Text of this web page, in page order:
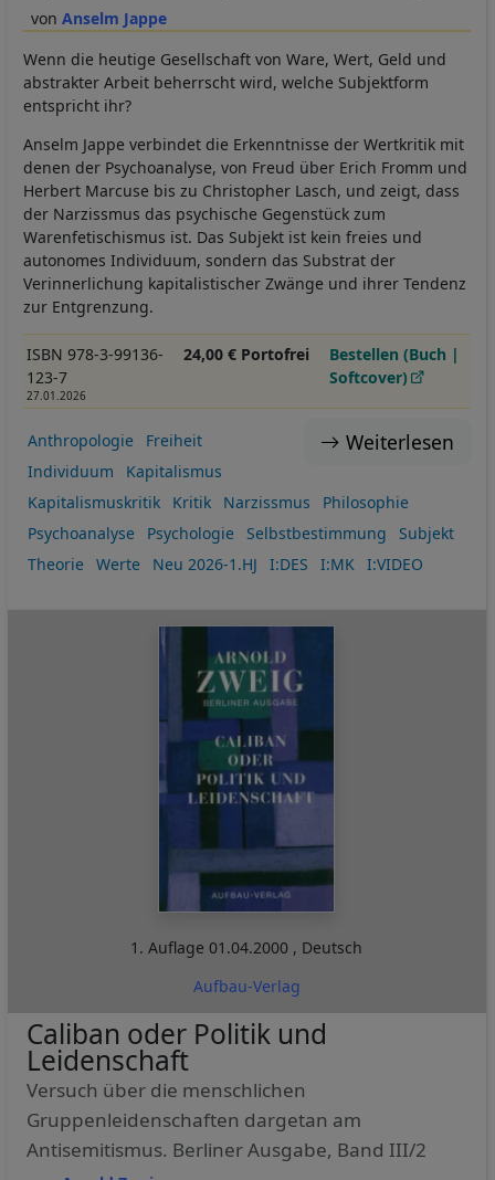
Anselm Jappe
Wenn die heutige Gesellschaft von Ware, Wert, Geld und
abstrakter Arbeit beherrscht wird, welche Subjektform
entspricht ihr?
Anselm Jappe verbindet die Erkenntnisse der Wertkritik mit
denen der Psychoanalyse, von Freud über Erich Fromm und
Herbert Marcuse bis zu Christopher Lasch, und zeigt, dass
der Narzissmus das psychische Gegenstück zum
Warenfetischismus ist. Das Subjekt ist kein freies und
autonomes Individuum, sondern das Substrat der
Verinnerlichung kapitalistischer Zwänge und ihrer Tendenz
zur Entgrenzung.
ISBN 978-3-99136-
123-7
27.01.2026
24,00 € Portofrei
Bestellen (Buch |
Softcover)
Weiterlesen
Anthropologie
Freiheit
Individuum
Kapitalismus
Kapitalismuskritik
Kritik Narzissmus
Philosophie
Psychoanalyse
Psychologie Selbstbestimmung
Subjekt
Theorie
Werte Neu 2026-1.HJ I:DES I:MK I:VIDEO
1. Auflage01.04.2000 , Deutsch
Aufbau-Verlag
Caliban oder Politik und
Leidenschaft
Versuch über die menschlichen
Gruppenleidenschaften dargetan am
Antisemitismus. Berliner Ausgabe, Band III/2